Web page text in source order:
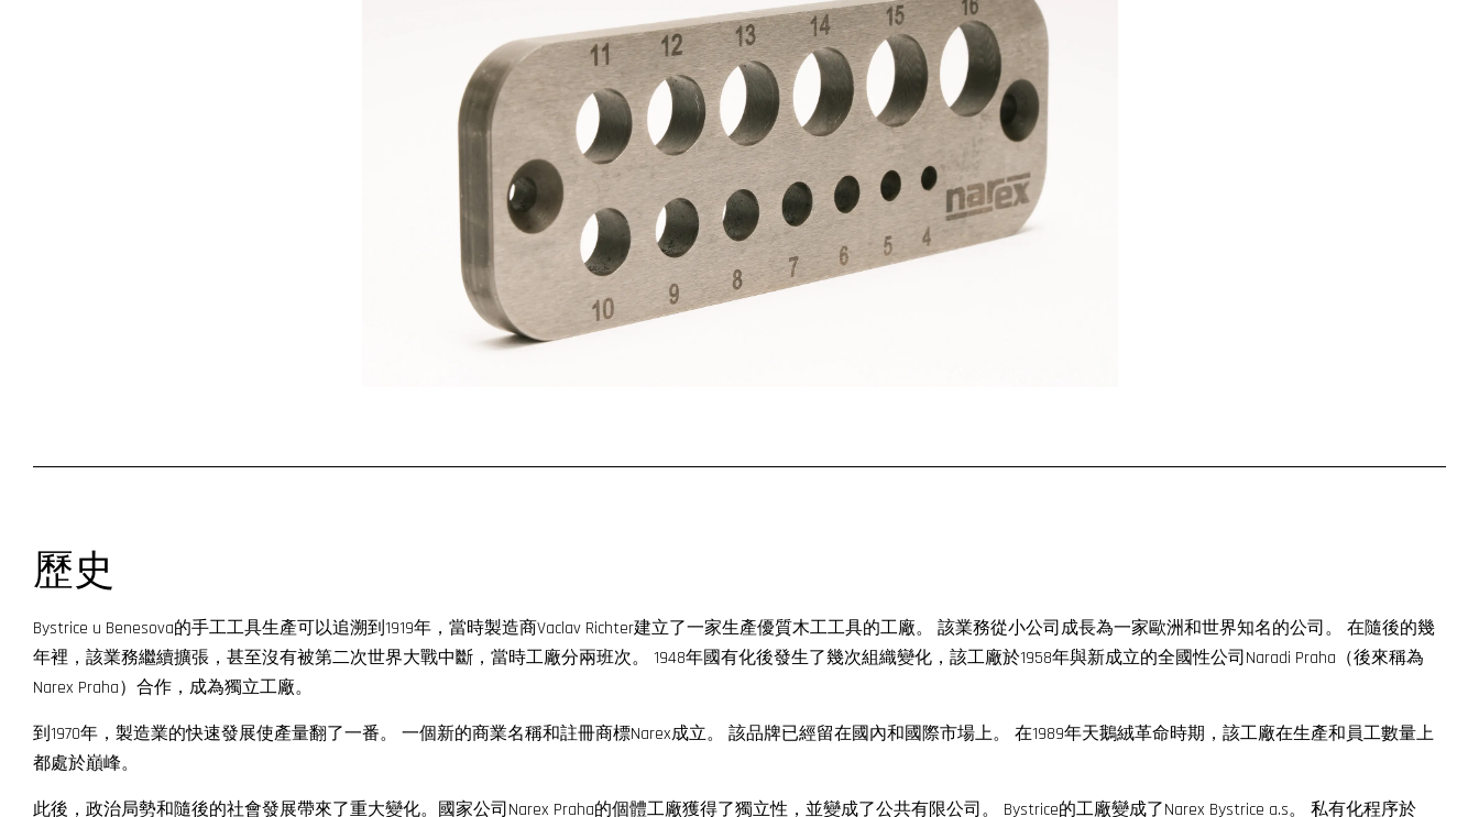
歷史
Bystrice u Benesova的手工工具生產可以追溯到1919年，當時製造商Vaclav Richter建立了一家生產優質木工工具的工廠。 該業務從小公司成長為一家歐洲和世界知名的公司。 在隨後的幾
年裡，該業務繼續擴張，甚至沒有被第二次世界大戰中斷，當時工廠分兩班次。 1948年國有化後發生了幾次組織變化，該工廠於1958年與新成立的全國性公司Naradi Praha（後來稱為
Narex Praha）合作，成為獨立工廠。
到1970年，製造業的快速發展使產量翻了一番。 一個新的商業名稱和註冊商標Narex成立。 該品牌已經留在國內和國際市場上。 在1989年天鵝絨革命時期，該工廠在生產和員工數量上
都處於巔峰。
此後，政治局勢和隨後的社會發展帶來了重大變化。國家公司Narex Praha的個體工廠獲得了獨立性，並變成了公共有限公司。 Bystrice的工廠變成了Narex Bystrice a.s。 私有化程序於